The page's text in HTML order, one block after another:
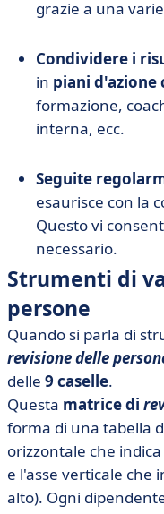
grazie a una
Condividere i
in piani d'azione
formazione,
interna, ecc.
Seguite
esaurisce con la
Questo vi
necessario.
Strumenti di
persone
Quando si parla di
revisione delle
delle 9 caselle.
Questa matrice di
forma di una tabella
orizzontale che
e l'asse verticale che
alto). Ogni